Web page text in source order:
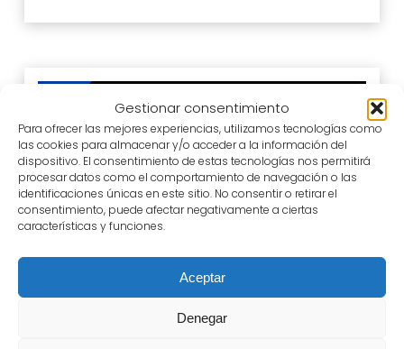
Gestionar consentimiento
Para ofrecer las mejores experiencias, utilizamos tecnologías como
las cookies para almacenar y/o acceder a la información del
dispositivo. El consentimiento de estas tecnologías nos permitirá
procesar datos como el comportamiento de navegación o las
identificaciones únicas en este sitio. No consentir o retirar el
consentimiento, puede afectar negativamente a ciertas
características y funciones.
Aceptar
Denegar